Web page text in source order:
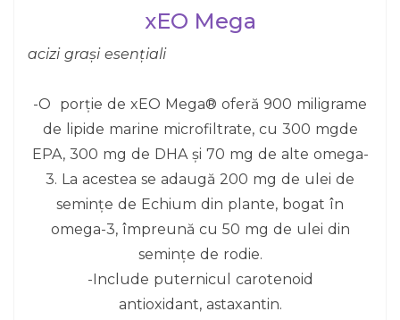
xEO Mega
acizi grași esențiali
-O porție de xEO Mega® oferă 900 miligrame
de lipide marine microfiltrate, cu 300 mgde
EPA, 300 mg de DHA și 70 mg de alte omega-
3. La acestea se adaugă 200 mg de ulei de
semințe de Echium din plante, bogat în
omega-3, împreună cu 50 mg de ulei din
semințe de rodie.
-Include puternicul carotenoid
antioxidant, astaxantin.